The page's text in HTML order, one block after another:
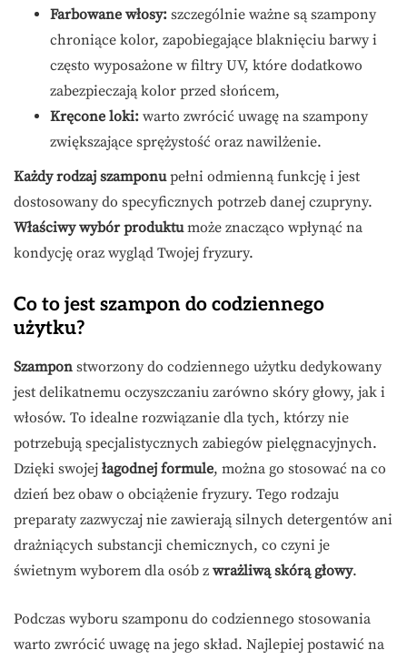
Farbowane włosy: szczególnie ważne są szampony
chroniące kolor, zapobiegające blaknięciu barwy i
często wyposażone w filtry UV, które dodatkowo
zabezpieczają kolor przed słońcem,
Kręcone loki: warto zwrócić uwagę na szampony
zwiększające sprężystość oraz nawilżenie.
Każdy rodzaj szamponupełni odmienną funkcję i jest
dostosowany do specyficznych potrzeb danej czupryny.
Właściwy wybór produktumoże znacząco wpłynąć na
kondycję oraz wygląd Twojej fryzury.
Co to jest szampon do codziennego
użytku?
Szampon stworzony do codziennego użytku dedykowany
jest delikatnemu oczyszczaniu zarówno skóry głowy, jak i
włosów. To idealne rozwiązanie dla tych, którzy nie
potrzebują specjalistycznych zabiegów pielęgnacyjnych.
Dzięki swojej łagodnej formule, można go stosować na co
dzień bez obaw o obciążenie fryzury. Tego rodzaju
preparaty zazwyczaj nie zawierają silnych detergentów ani
drażniących substancji chemicznych, co czyni je
świetnym wyborem dla osób z wrażliwą skórą głowy.
Podczas wyboru szamponu do codziennego stosowania
warto zwrócić uwagę na jego skład. Najlepiej postawić na